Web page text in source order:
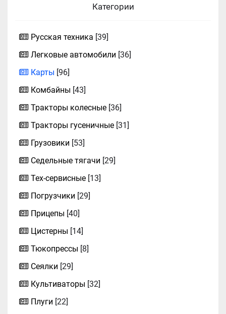
Категории
Русская техника [39]
Легковые автомобили [36]
Карты [96]
Комбайны [43]
Тракторы колесные [36]
Тракторы гусеничные [31]
Грузовики [53]
Седельные тягачи [29]
Тех-сервисные [13]
Погрузчики [29]
Прицепы [40]
Цистерны [14]
Тюкопрессы [8]
Сеялки [29]
Культиваторы [32]
Плуги [22]